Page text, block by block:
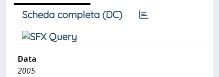
Scheda completa (DC)
Data
2005